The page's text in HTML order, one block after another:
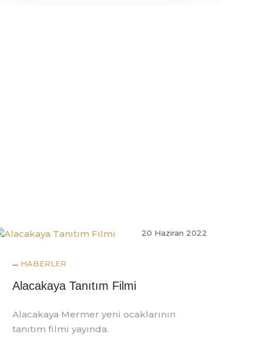
20 Haziran 2022
HABERLER
Alacakaya Tanıtım Filmi
Alacakaya Mermer yeni ocaklarının
tanıtım filmi yayında.